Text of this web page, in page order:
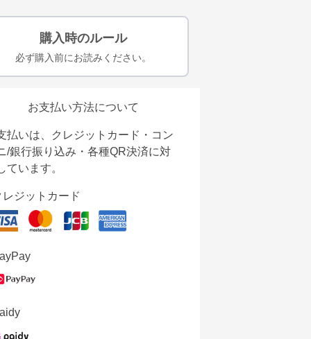
購入時のルール
必ず購入前にお読みください。
お支払い方法について
払いは、クレジットカード・コン
/銀行振り込み・各種QR決済に対
ています。
レジットカード